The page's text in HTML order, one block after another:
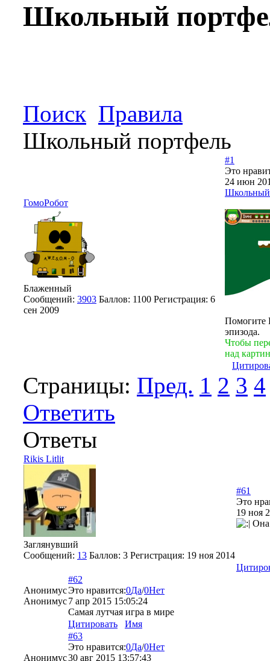
Школьный
Поиск Правила
Школьный портфель
ГомоРобот
Блаженный
Сообщений: 3903 Баллов: 1100 Регистрация: 6
сен 2009
#1
Это
24 июн
Школьный
Помогите
эпизода.
Чтобы
над
Страницы: Пред. 1 2 3 4
Ответить
Ответы
Rikis Litlit
Заглянувший
Сообщений: 13 Баллов: 3 Регистрация: 19 ноя 2014
#61
Это
19 ноя
Она
Анонимус
Анонимус
#62
Это нравится:0Да/0Нет
7 апр 2015 15:05:24
Самая лутчая игра в мире
Цитировать
Имя
Анонимус
#63
Это нравится:0Да/0Нет
30 авг 2015 13:57:43